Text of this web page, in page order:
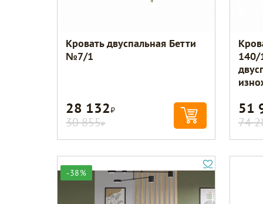
Кровать двуспальная Бетти
№7/1
28 132Р
30 855Р
140/
51
74
-38%